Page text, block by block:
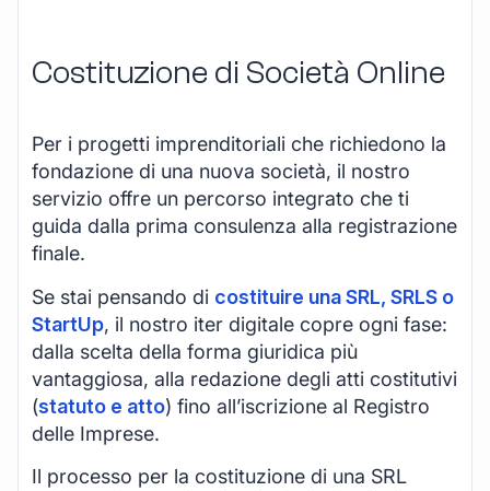
Costituzione di Società Online
Per i progetti imprenditoriali che richiedono la
fondazione di una nuova società, il nostro
servizio offre un percorso integrato che ti
guida dalla prima consulenza alla registrazione
finale.
Se stai pensando di costituire una SRL, SRLS o
StartUp, il nostro iter digitale copre ogni fase:
dalla scelta della forma giuridica più
vantaggiosa, alla redazione degli atti costitutivi
(statuto e atto) fino all’iscrizione al Registro
delle Imprese.
Il processo per la costituzione di una SRL